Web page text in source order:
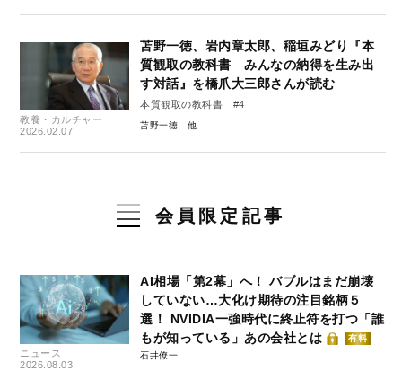
教養・カルチャー
2026.02.07
苫野一徳、岩内章太郎、稲垣みどり『本
質観取の教科書 みんなの納得を生み出
す対話』を橋爪大三郎さんが読む
本質観取の教科書 #4
苫野一徳
会員限定記事
ニュース
2026.08.03
AI相場「第2幕」へ！ バブルはまだ崩壊
していない…大化け期待の注目銘柄５
選！ NVIDIA一強時代に終止符を打つ「誰
もが知っている」あの会社とは
有料
石井僚一